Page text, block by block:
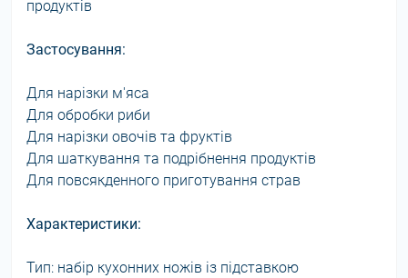
продуктів
Застосування:
Для нарізки м'яса
Для обробки риби
Для нарізки овочів та фруктів
Для шаткування та подрібнення продуктів
Для повсякденного приготування страв
Характеристики:
Тип: набір кухонних ножів із підставкою